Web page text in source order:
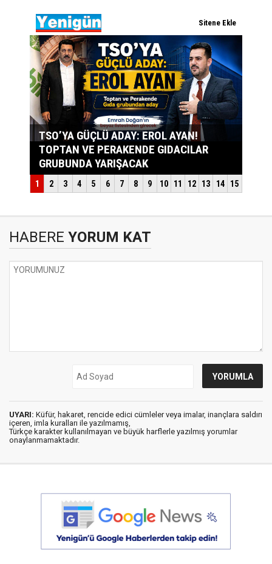
HABERE YORUM KAT
UYARI: Küfür, hakaret, rencide edici cümleler veya imalar, inançlara saldırı
içeren, imla kuralları ile yazılmamış,
Türkçe karakter kullanılmayan ve büyük harflerle yazılmış yorumlar
onaylanmamaktadır.